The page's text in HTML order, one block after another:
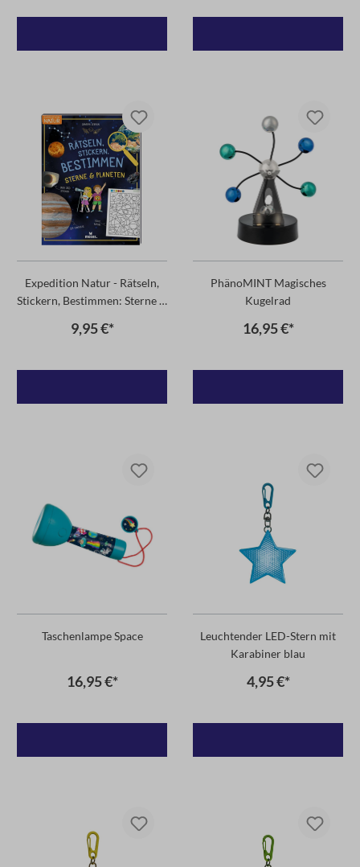
Expedition Natur - Rätseln,
Stickern, Bestimmen: Sterne &
9,95 €*
PhänoMINT Magisches
Kugelrad
16,95 €*
Taschenlampe Space
16,95 €*
Leuchtender LED-Stern mit
Karabiner blau
4,95 €*